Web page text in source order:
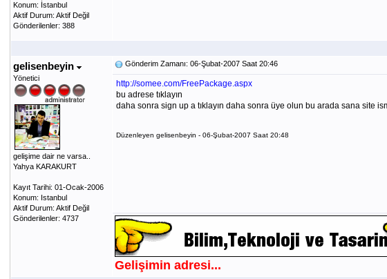
Konum: İstanbul
Aktif Durum: Aktif Değil
Gönderilenler: 388
gelisenbeyin
Yönetici
gelişime dair ne varsa..
Yahya KARAKURT
Kayıt Tarihi: 01-Ocak-2006
Konum: Istanbul
Aktif Durum: Aktif Değil
Gönderilenler: 4737
Gönderim Zamanı: 06-Şubat-2007 Saat 20:46
http://somee.com/FreePackage.aspx
bu adrese tıklayın
daha sonra sign up a tıklayın daha sonra üye olun bu arada sana site
Düzenleyen gelisenbeyin - 06-Şubat-2007 Saat 20:48
Gelişimin adresi...